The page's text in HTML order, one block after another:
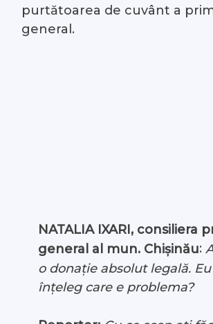
purtătoarea de cuvânt a
general.
NATALIA IXARI, consiliera
general al mun. Chișinău:
o donație absolut legală.
înțeleg care e problema?